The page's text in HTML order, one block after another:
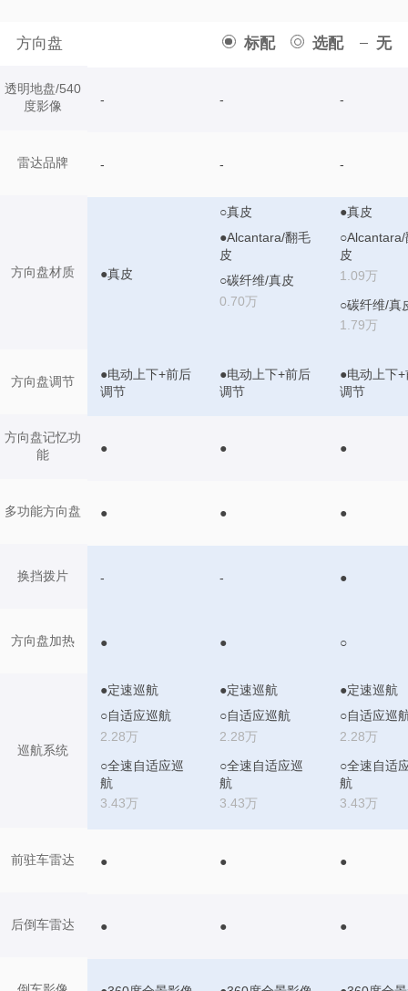
方向盘 标配 选配 无
透明地盘/540
度影像
雷达品牌
方向盘材质
方向盘调节
方向盘记忆功
能
多功能方向盘
换挡拨片
方向盘加热
巡航系统
前驻车雷达
后倒车雷达
- - -
- - -
●真皮
○真皮
●Alcantara/翻毛
皮
○碳纤维/真皮
0.70万
●真皮
○Alcantara/
皮
1.09万
○碳纤维/真
1.79万
●电动上下+前后
调节
●电动上下+前后
调节
●电动上下
调节
● ● ●
● ● ●
- - ●
● ● ○
●定速巡航
○自适应巡航
2.28万
○全速自适应巡
航
3.43万
●定速巡航
○自适应巡航
2.28万
○全速自适应巡
航
3.43万
●定速巡航
○自适应巡
2.28万
○全速自适
航
3.43万
● ● ●
● ● ●